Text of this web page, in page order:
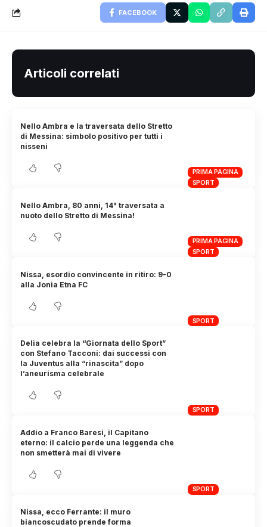
FACEBOOK
Articoli correlati
PRIMA PAGINA
SPORT
Nello Ambra e la traversata dello Stretto
di Messina: simbolo positivo per tutti i
nisseni
PRIMA PAGINA
SPORT
Nello Ambra, 80 anni, 14° traversata a
nuoto dello Stretto di Messina!
SPORT
Nissa, esordio convincente in ritiro: 9-0
alla Jonia Etna FC
SPORT
Delia celebra la “Giornata dello Sport”
con Stefano Tacconi: dai successi con
la Juventus alla “rinascita” dopo
l’aneurisma celebrale
SPORT
Addio a Franco Baresi, il Capitano
eterno: il calcio perde una leggenda che
non smetterà mai di vivere
Nissa, ecco Ferrante: il muro
biancoscudato prende forma